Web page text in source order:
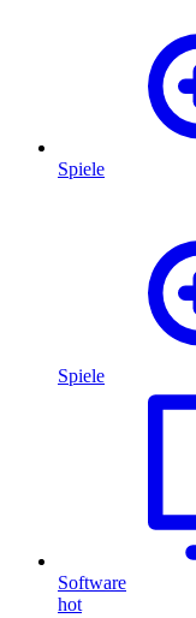
Spiele
Spiele
Software
hot